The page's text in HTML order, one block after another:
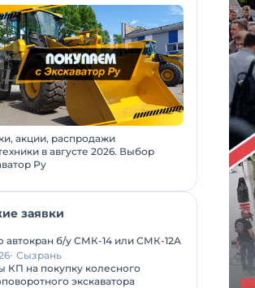
акции, распродажи
в августе 2026. Выбор
Ру
заявки
автокран б/у СМК-14 или СМК-12А
Сызрань
КП на покупку колесного
экскаватора